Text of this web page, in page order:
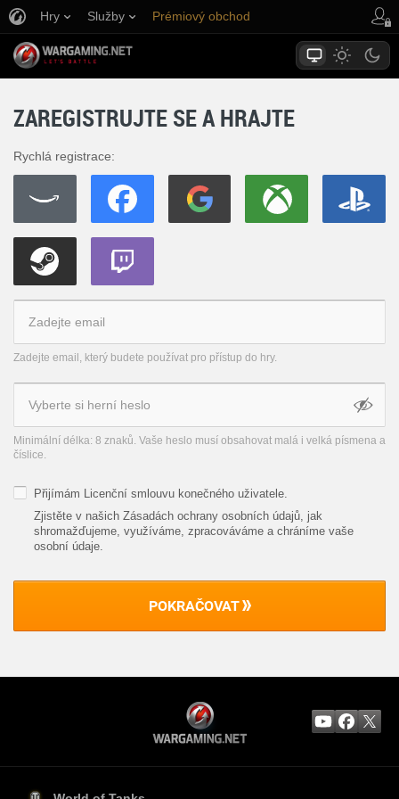
Hry Služby Prémiový obchod
ZAREGISTRUJTE SE A HRAJTE
Rychlá registrace:
Zadejte email, který budete používat pro přístup do hry.
Minimální délka: 8 znaků. Vaše heslo musí obsahovat malá i velká písmena a
číslice.
Přijímám Licenční smlouvu konečného uživatele.
Zjistěte v našich Zásadách ochrany osobních údajů, jak
shromažďujeme, využíváme, zpracováváme a chráníme vaše
osobní údaje.
POKRAČOVAT